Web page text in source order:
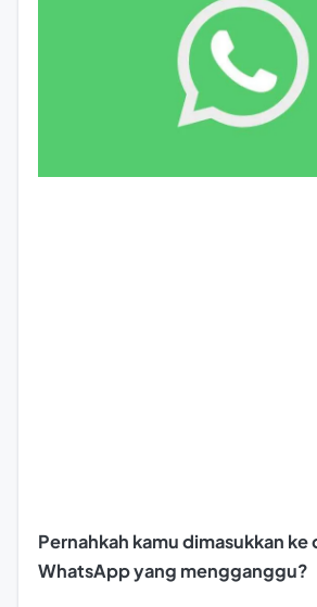
Pernahkah kamu dimasukkan ke
WhatsApp yang mengganggu?